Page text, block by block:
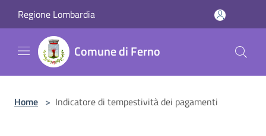
Regione Lombardia
Comune di Ferno
Home > Indicatore di tempestività dei pagamenti